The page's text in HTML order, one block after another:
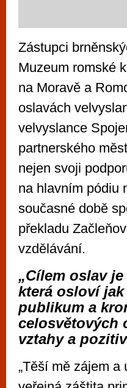
Zástupci
Muzeum romské
na Moravě a
oslavách
velvyslance
partnerského
nejen svoji
na hlavním pódiu
současné době
překladu
vzdělávání.
„Cílem oslav
která osloví
publikum a
celosvětových
vztahy a
„Těší mě zájem